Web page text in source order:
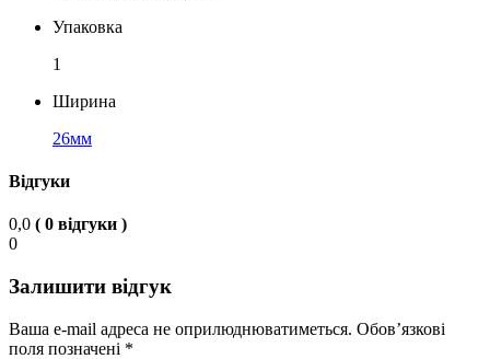
Упаковка
1
Ширина
26мм
Відгуки
0,0 ( 0 відгуки )
0
Залишити відгук
Ваша e-mail адреса не оприлюднюватиметься. Обов’язкові
поля позначені *